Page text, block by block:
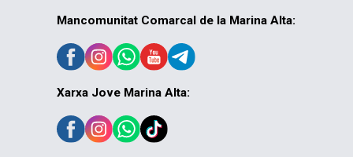
Mancomunitat Comarcal de la Marina Alta:
Xarxa Jove Marina Alta: